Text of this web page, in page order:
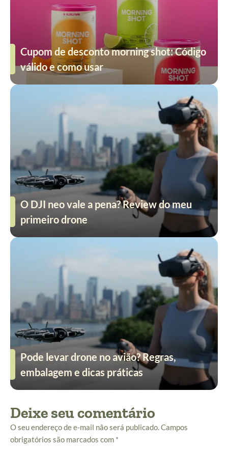
Cupom de desconto morning shot: Código
válido e como usar
O DJI neo vale a pena? Review do meu
primeiro drone
Pode levar drone no avião? Regras,
embalagem e dicas práticas
Deixe seu comentário
O seu endereço de e-mail não será publicado.Campos
obrigatórios são marcados com *